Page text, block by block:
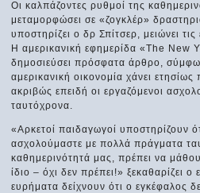
Οι καλπάζοντες ρυθμοί της
μεταμορφώσει σε «ζογκλέρ»
υποστηρίζει ο δρ Σπίτσερ, μειώνει
Η αμερικανική εφημερίδα «The New
δημοσιεύσει πρόσφατα άρθρο,
αμερικανική οικονομία χάνει
ακριβώς επειδή οι εργαζόμενοι
ταυτόχρονα.
«Αρκετοί παιδαγωγοί υποστηρίζουν
ασχολούμαστε με πολλά πράγματα
καθημερινότητά μας, πρέπει να
ίδιο – όχι δεν πρέπει!» ξεκαθαρίζει ο
ευρήματα δείχνουν ότι ο εγκέφαλος